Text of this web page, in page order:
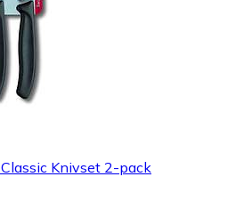
Knivset 2-pack